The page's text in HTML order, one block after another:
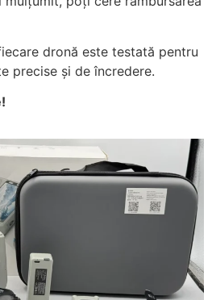
dronă este testată pentru
precise și de încredere.